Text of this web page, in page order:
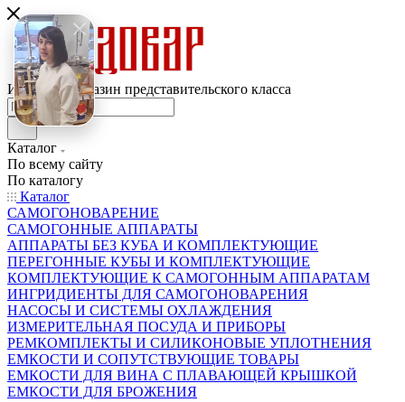
Интернет-магазин представительского класса
Каталог
По всему сайту
По каталогу
Каталог
САМОГОНОВАРЕНИЕ
САМОГОННЫЕ АППАРАТЫ
АППАРАТЫ БЕЗ КУБА И КОМПЛЕКТУЮЩИЕ
ПЕРЕГОННЫЕ КУБЫ И КОМПЛЕКТУЮЩИЕ
КОМПЛЕКТУЮЩИЕ К САМОГОННЫМ АППАРАТАМ
ИНГРИДИЕНТЫ ДЛЯ САМОГОНОВАРЕНИЯ
НАСОСЫ И СИСТЕМЫ ОХЛАЖДЕНИЯ
ИЗМЕРИТЕЛЬНАЯ ПОСУДА И ПРИБОРЫ
РЕМКОМПЛЕКТЫ И СИЛИКОНОВЫЕ УПЛОТНЕНИЯ
ЕМКОСТИ И СОПУТСТВУЮЩИЕ ТОВАРЫ
ЕМКОСТИ ДЛЯ ВИНА С ПЛАВАЮЩЕЙ КРЫШКОЙ
ЕМКОСТИ ДЛЯ БРОЖЕНИЯ